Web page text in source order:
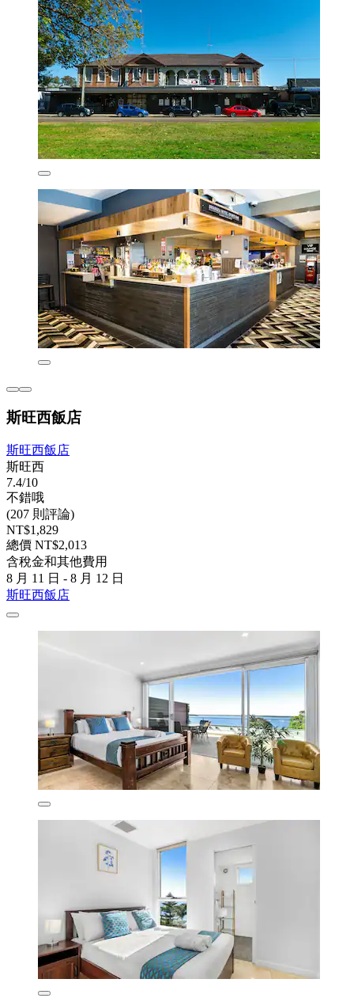
斯旺西飯店
斯旺西飯店
斯旺西
7.4/10
不錯哦
(207 則評論)
NT$1,829
總價 NT$2,013
含稅金和其他費用
8 月 11 日 - 8 月 12 日
斯旺西飯店